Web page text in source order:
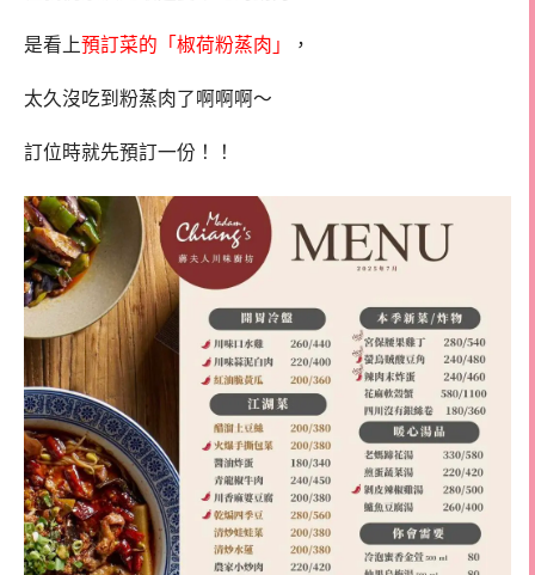
是看上預訂菜的「椒荷粉蒸肉」 ，
太久沒吃到粉蒸肉了啊啊啊～
訂位時就先預訂一份！！